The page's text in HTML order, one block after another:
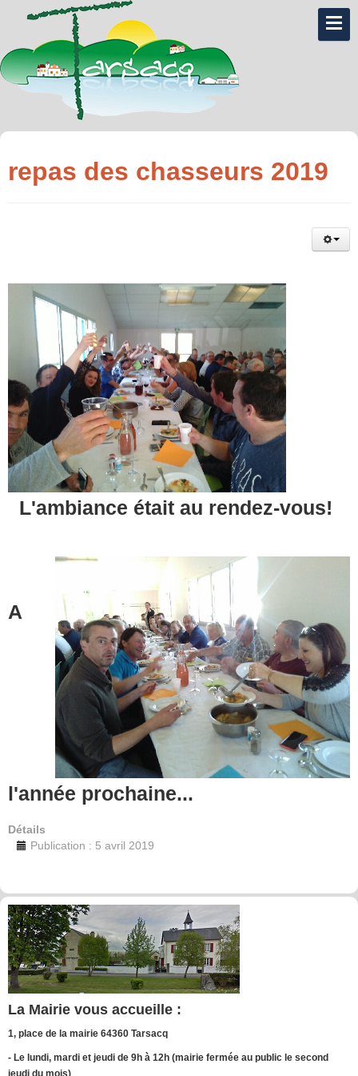
repas des chasseurs 2019
L'ambiance était au rendez-vous!
A
l'année prochaine...
Détails
Publication : 5 avril 2019
La Mairie vous accueille :
1, place de la mairie 64360 Tarsacq
- Le lundi, mardi et jeudi de 9h à 12h (mairie fermée au public le second